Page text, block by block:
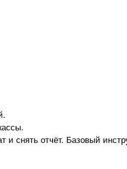
снять отчёт. Базовый